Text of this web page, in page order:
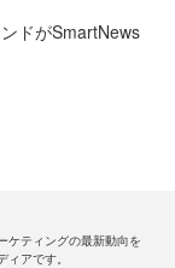
ドがSmartNews
ケティングの最新動向を
アです。